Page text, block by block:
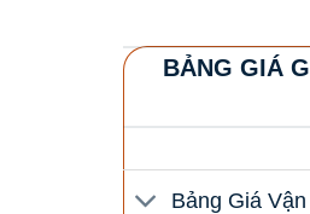
BẢNG GIÁ
Bảng Giá